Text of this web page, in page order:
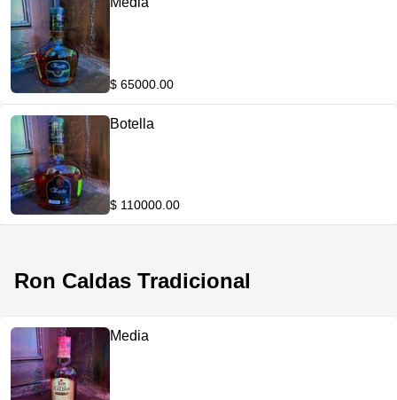
$ 65000.00
Botella
$ 110000.00
Ron Caldas Tradicional
Media